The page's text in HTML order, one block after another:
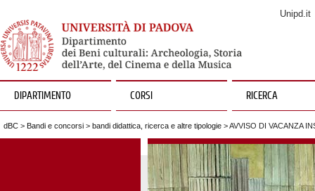
Unipd.it
DIPARTIMENTO CORSI RICERCA
dBC > Bandi e concorsi > bandi didattica, ricerca e altre tipologie > AVVISO DI VACANZA